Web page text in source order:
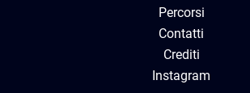
Percorsi
Contatti
Crediti
Instagram